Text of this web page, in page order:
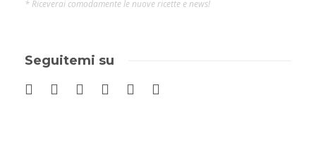
* Riceverai comodamente le nuove ricette e news!
Seguitemi su